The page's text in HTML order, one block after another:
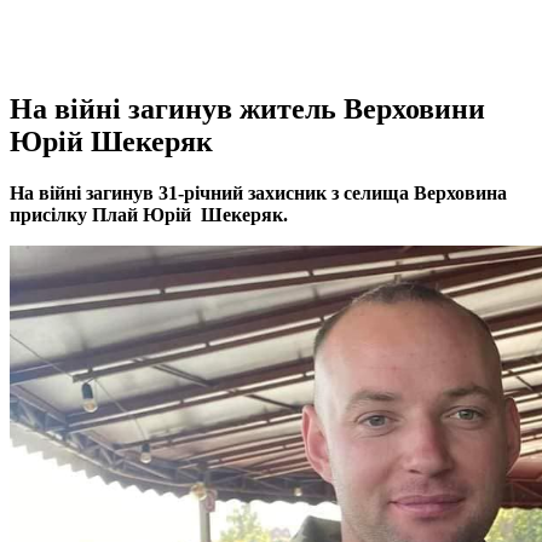
На війні загинув житель Верховини
Юрій Шекеряк
На війні загинув 31-річний захисник з селища Верховина
присілку Плай Юрій Шекеряк.